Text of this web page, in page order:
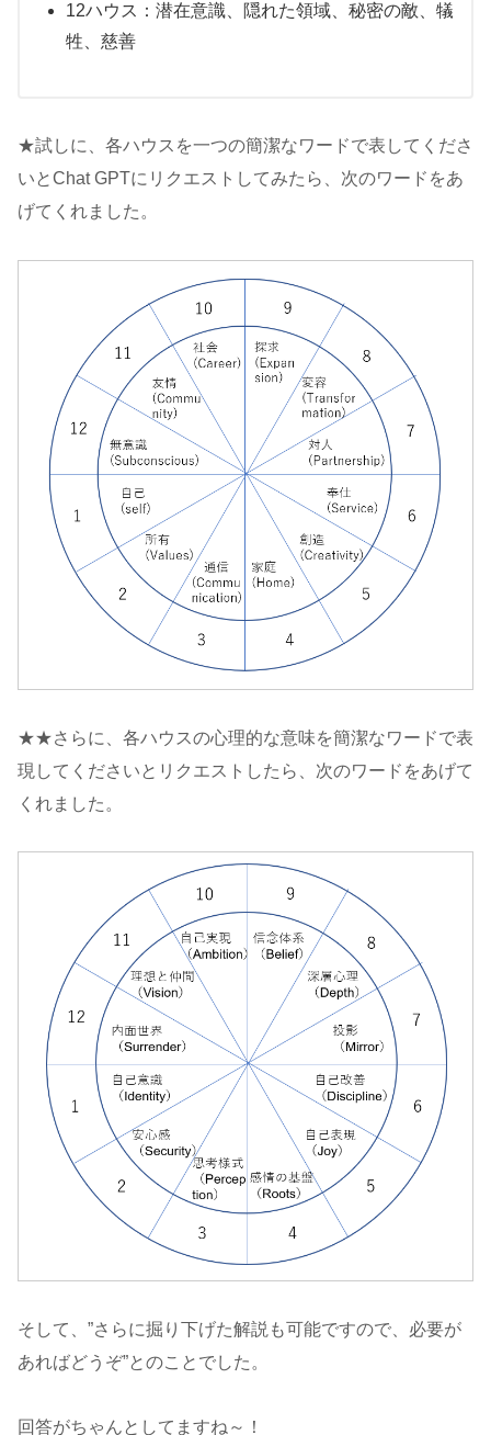
12ハウス：潜在意識、隠れた領域、秘密の敵、犠
牲、慈善
★試しに、各ハウスを一つの簡潔なワードで表してくださ
いとChat GPTにリクエストしてみたら、次のワードをあ
げてくれました。
★★さらに、各ハウスの心理的な意味を簡潔なワードで表
現してくださいとリクエストしたら、次のワードをあげて
くれました。
そして、”さらに掘り下げた解説も可能ですので、必要が
あればどうぞ”とのことでした。
回答がちゃんとしてますね～！